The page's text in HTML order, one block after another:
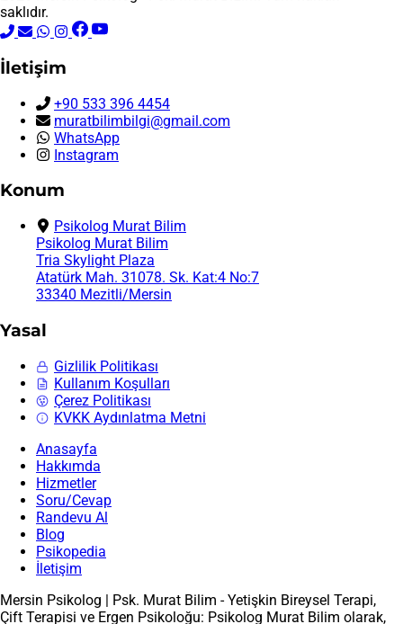
saklıdır.
İletişim
+90 533 396 4454
muratbilimbilgi@gmail.com
WhatsApp
Instagram
Konum
Psikolog Murat Bilim
Psikolog Murat Bilim
Tria Skylight Plaza
Atatürk Mah. 31078. Sk. Kat:4 No:7
33340 Mezitli/Mersin
Yasal
Gizlilik Politikası
Kullanım Koşulları
Çerez Politikası
KVKK Aydınlatma Metni
Anasayfa
Hakkımda
Hizmetler
Soru/Cevap
Randevu Al
Blog
Psikopedia
İletişim
Mersin Psikolog | Psk. Murat Bilim - Yetişkin Bireysel Terapi,
Çift Terapisi ve Ergen Psikoloğu: Psikolog Murat Bilim olarak,